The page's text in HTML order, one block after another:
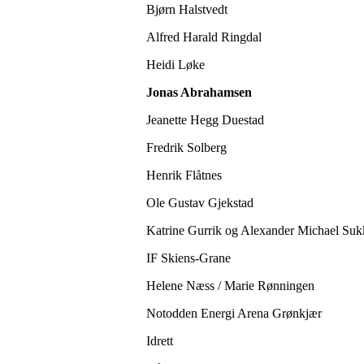
Bjørn Halstvedt
Alfred Harald Ringdal
Heidi Løke
Jonas Abrahamsen
Jeanette Hegg Duestad
Fredrik Solberg
Henrik Flåtnes
Ole Gustav Gjekstad
Katrine Gurrik og Alexander Michael
IF Skiens-Grane
Helene Næss / Marie Rønningen
Notodden Energi Arena Grønkjær
Idrett